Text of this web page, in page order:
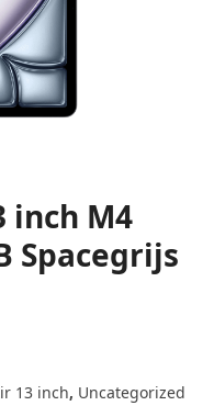
inch M4
Spacegrijs
13 inch, Uncategorized